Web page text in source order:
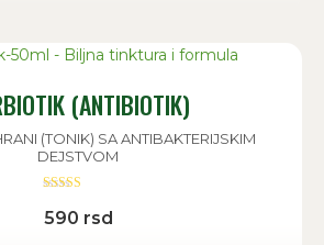
(ANTIBIOTIK)
(TONIK) SA ANTIBAKTERIJSKIM
DEJSTVOM
5.00
od 5
590 rsd